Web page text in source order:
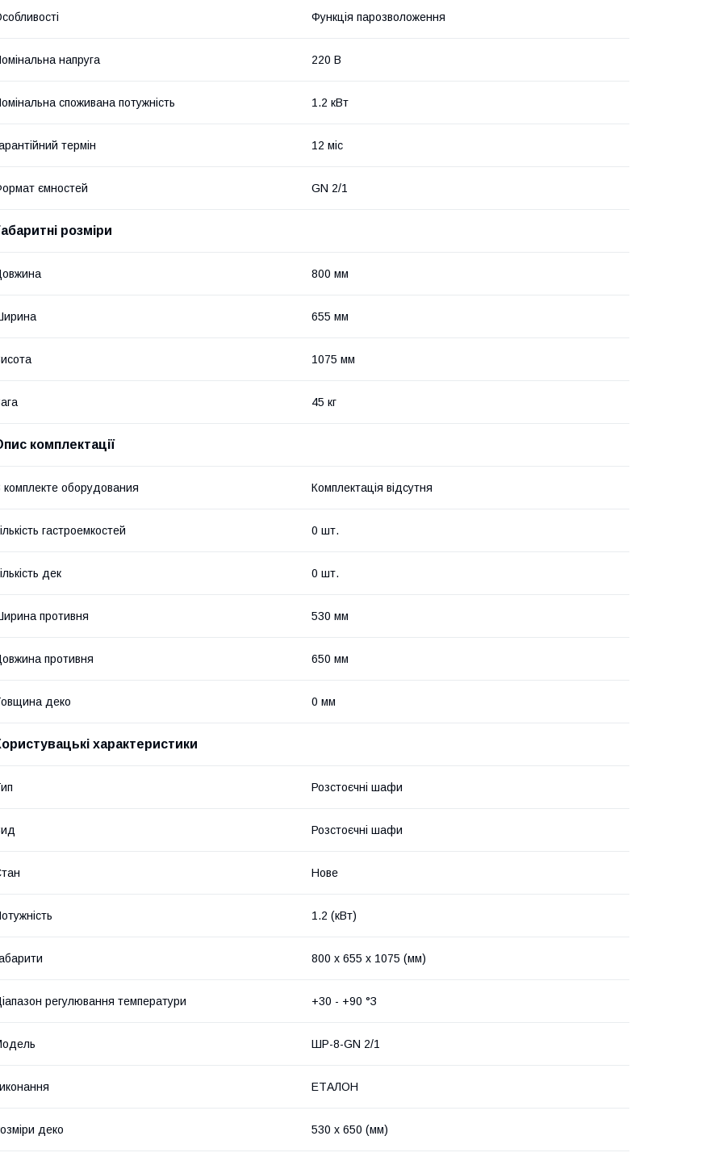
Функція парозволоження
напруга 220 В
споживана потужність 1.2 кВт
термін 12 міс
ємностей GN 2/1
розміри
800 мм
655 мм
1075 мм
45 кг
комплектації
комплекте оборудования Комплектація відсутня
гастроемкостей 0 шт.
дек 0 шт.
противня 530 мм
противня 650 мм
деко 0 мм
характеристики
Розстоєчні шафи
Розстоєчні шафи
Нове
1.2 (кВт)
800 х 655 х 1075 (мм)
регулювання температури +30 - +90 °З
ШР-8-GN 2/1
ЕТАЛОН
деко 530 х 650 (мм)